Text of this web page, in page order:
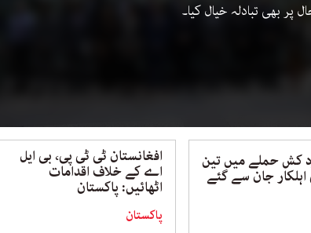
پر بھی تبادلہ خیال کیا۔
کش حملے میں تین
جان سے گئے
افغانستان ٹی ٹی پی، بی ایل
اے کے خلاف اقدامات
اٹھائیں: پاکستان
پاکستان